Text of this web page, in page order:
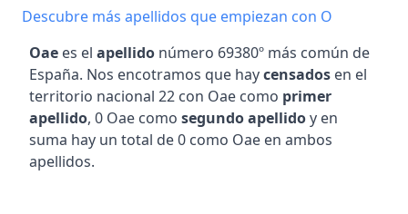
Descubre más apellidos que empiezan con O
Oae es el apellido número 69380º más común de
España. Nos encotramos que haycensados en el
territorio nacional 22 con Oae como primer
apellido, 0 Oae como segundo apellidoy en
suma hay un total de 0 como Oae en ambos
apellidos.